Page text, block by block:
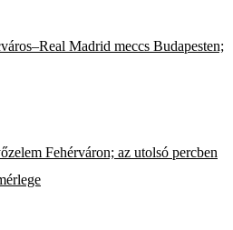
Madrid meccs Budapesten;
Fehérváron; az utolsó percben